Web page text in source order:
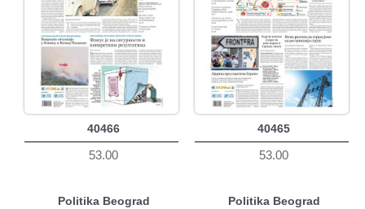
40466
53.00
40465
53.00
Politika Beograd
Politika Beograd